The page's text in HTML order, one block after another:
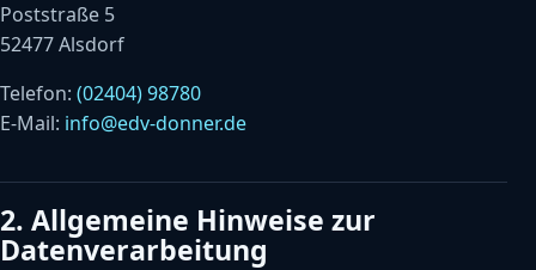
Poststraße 5
52477 Alsdorf
Telefon: (02404) 98780
E-Mail: info@edv-donner.de
2. Allgemeine Hinweise zur
Datenverarbeitung